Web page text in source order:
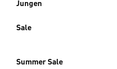
Jungen
Sale
Summer Sale